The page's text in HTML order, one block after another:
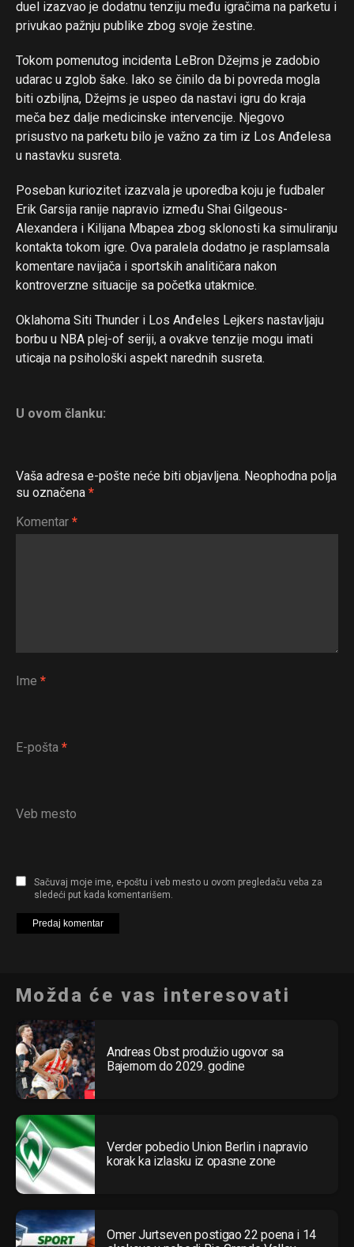
duel izazvao je dodatnu tenziju među igračima na parketu i
privukao pažnju publike zbog svoje žestine.
Tokom pomenutog incidenta LeBron Džejms je zadobio
udarac u zglob šake. Iako se činilo da bi povreda mogla
biti ozbiljna, Džejms je uspeo da nastavi igru do kraja
meča bez dalje medicinske intervencije. Njegovo
prisustvo na parketu bilo je važno za tim iz Los Anđelesa
u nastavku susreta.
Poseban kuriozitet izazvala je uporedba koju je fudbaler
Erik Garsija ranije napravio između Shai Gilgeous-
Alexandera i Kilijana Mbapea zbog sklonosti ka simuliranju
kontakta tokom igre. Ova paralela dodatno je rasplamsala
komentare navijača i sportskih analitičara nakon
kontroverzne situacije sa početka utakmice.
Oklahoma Siti Thunder i Los Anđeles Lejkers nastavljaju
borbu u NBA plej-of seriji, a ovakve tenzije mogu imati
uticaja na psihološki aspekt narednih susreta.
U ovom članku:
Vaša adresa e-pošte neće biti objavljena. Neophodna polja
su označena *
Komentar *
Ime *
E-pošta *
Veb mesto
Sačuvaj moje ime, e-poštu i veb mesto u ovom pregledaču veba za
sledeći put kada komentarišem.
Možda će vas interesovati
Andreas Obst produžio ugovor sa
Bajernom do 2029. godine
Verder pobedio Union Berlin i napravio
korak ka izlasku iz opasne zone
Omer Jurtseven postigao 22 poena i 14
Reddit